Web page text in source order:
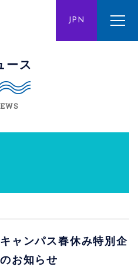
JPN
ENG CHN
ュース
ャンパス春休み特別企
お知らせ